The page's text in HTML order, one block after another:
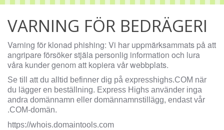
VARNING FÖR BEDRÄGERI
Varning för klonad phishing: Vi har uppmärksammats på att
angripare försöker stjäla personlig information och lura
våra kunder genom att kopiera vår webbplats.
Se till att du alltid befinner dig på expresshighs.COM när
du lägger en beställning. Express Highs använder inga
andra domännamn eller domännamnstillägg, endast vår
.COM-domän.
https://whois.domaintools.com